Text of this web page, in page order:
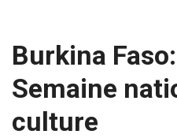
Burkina
Semaine
culture